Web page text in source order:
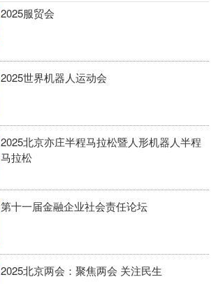
2025服贸会
2025世界机器人运动会
2025北京亦庄半程马拉松暨人形机器人半程
马拉松
第十一届金融企业社会责任论坛
2025北京两会：聚焦两会 关注民生